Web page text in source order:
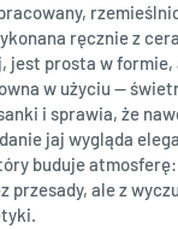
ręcznie z
jest prosta w formie,
w użyciu —
i sprawia, że
jaj wygląda
buduje atmosferę:
przesady, ale z